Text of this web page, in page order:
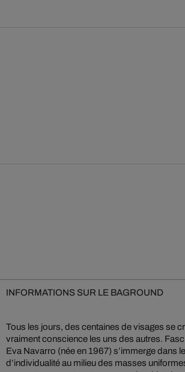
INFORMATIONS SUR LE BAGROUND
Tous les jours, des centaines de visages se
vraiment conscience les uns des autres.
Eva Navarro (née en 1967) s’immerge dans
d’individualité au milieu des masses